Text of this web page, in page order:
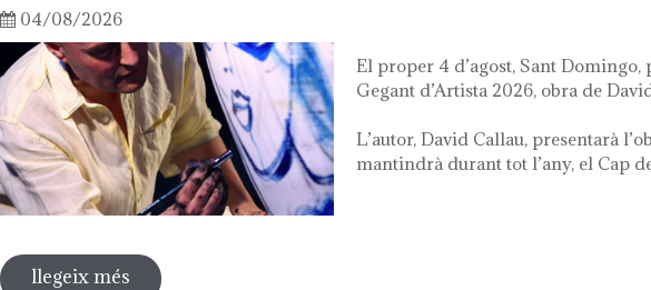
04/08/2026
El proper 4 d’agost, Sant
Gegant d’Artista 2026, obra de
L’autor, David Callau, presentarà
mantindrà durant tot l’any, el Cap
llegeix més sobre presentació càntir gegant d'artista